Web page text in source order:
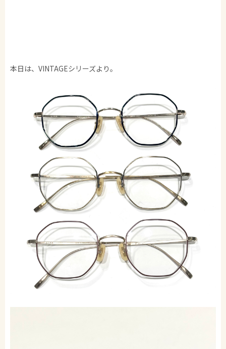
本日は、VINTAGEシリーズより。